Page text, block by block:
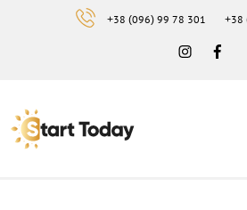
+38 (096) 99 78 301 +38
Instagram
Навчальний центр "Start